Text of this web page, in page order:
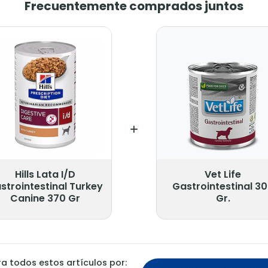
Frecuentemente comprados juntos
Hills Lata I/D
Turkey
Canine 370 Gr
Vet Life
Gastrointestinal
Gr.
todos estos artículos por: